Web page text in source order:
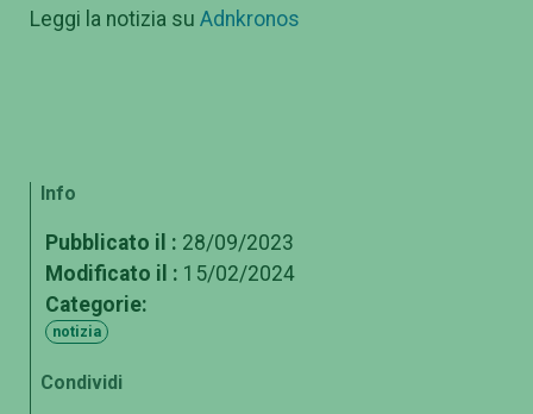
Leggi la notizia su Adnkronos
Info
Pubblicato il : 28/09/2023
Modificato il : 15/02/2024
Categorie:
notizia
Condividi